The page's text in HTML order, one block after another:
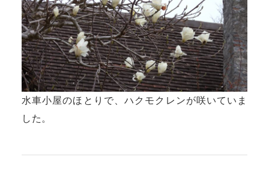
水車小屋のほとりで、ハクモクレンが咲いていま
した。